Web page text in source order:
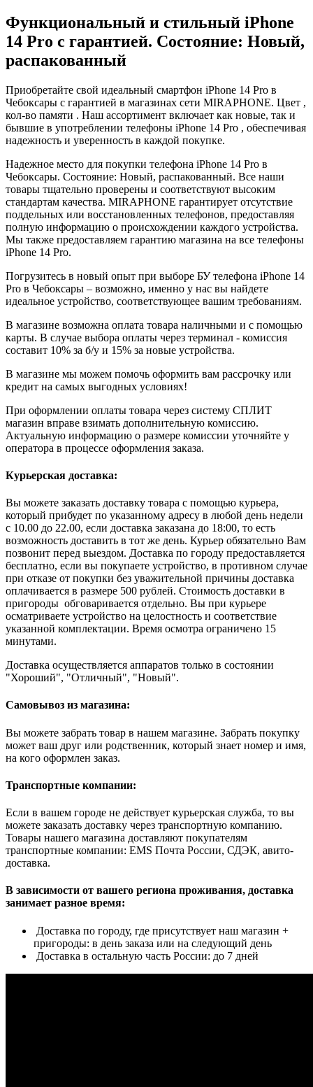
Функциональный и стильный iPhone
14 Pro с гарантией. Состояние: Новый,
распакованный
Приобретайте свой идеальный смартфон iPhone 14 Pro в
Чебоксары с гарантией в магазинах сети MIRAPHONE. Цвет ,
кол-во памяти . Наш ассортимент включает как новые, так и
бывшие в употреблении телефоны iPhone 14 Pro , обеспечивая
надежность и уверенность в каждой покупке.
Надежное место для покупки телефона iPhone 14 Pro в
Чебоксары. Состояние: Новый, распакованный. Все наши
товары тщательно проверены и соответствуют высоким
стандартам качества. MIRAPHONE гарантирует отсутствие
поддельных или восстановленных телефонов, предоставляя
полную информацию о происхождении каждого устройства.
Мы также предоставляем гарантию магазина на все телефоны
iPhone 14 Pro.
Погрузитесь в новый опыт при выборе БУ телефона iPhone 14
Pro в Чебоксары – возможно, именно у нас вы найдете
идеальное устройство, соответствующее вашим требованиям.
В магазине возможна оплата товара наличными и с помощью
карты. В случае выбора оплаты через терминал - комиссия
составит 10% за б/у и 15% за новые устройства.
В магазине мы можем помочь оформить вам рассрочку или
кредит на самых выгодных условиях!
При оформлении оплаты товара через систему СПЛИТ
магазин вправе взимать дополнительную комиссию.
Актуальную информацию о размере комиссии уточняйте у
оператора в процессе оформления заказа.
Курьерская доставка:
Вы можете заказать доставку товара с помощью курьера,
который прибудет по указанному адресу в любой день недели
с 10.00 до 22.00, если доставка заказана до 18:00, то есть
возможность доставить в тот же день. Курьер обязательно Вам
позвонит перед выездом. Доставка по городу предоставляется
бесплатно, если вы покупаете устройство, в противном случае
при отказе от покупки без уважительной причины доставка
оплачивается в размере 500 рублей. Стоимость доставки в
пригороды обговаривается отдельно. Вы при курьере
осматриваете устройство на целостность и соответствие
указанной комплектации. Время осмотра ограничено 15
минутами.
Доставка осуществляется аппаратов только в состоянии
"Хороший", "Отличный", "Новый".
Самовывоз из магазина:
Вы можете забрать товар в нашем магазине. Забрать покупку
может ваш друг или родственник, который знает номер и имя,
на кого оформлен заказ.
Транспортные компании:
Если в вашем городе не действует курьерская служба, то вы
можете заказать доставку через транспортную компанию.
Товары нашего магазина доставляют покупателям
транспортные компании: EMS Почта России, СДЭК, авито-
доставка.
В зависимости от вашего региона проживания, доставка
занимает разное время:
Доставка по городу, где присутствует наш магазин +
пригороды: в день заказа или на следующий день
Доставка в остальную часть России: до 7 дней